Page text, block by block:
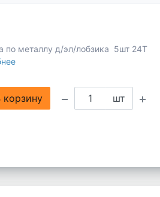
по металлу д/эл/лобзика 5шт 24Т
корзину шт